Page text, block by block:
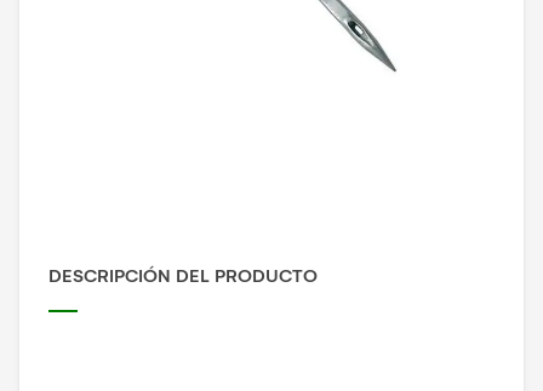
DESCRIPCIÓN DEL PRODUCTO